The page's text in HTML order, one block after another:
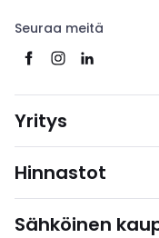
Seuraa meitä
Yritys
Hinnastot
Sähköinen